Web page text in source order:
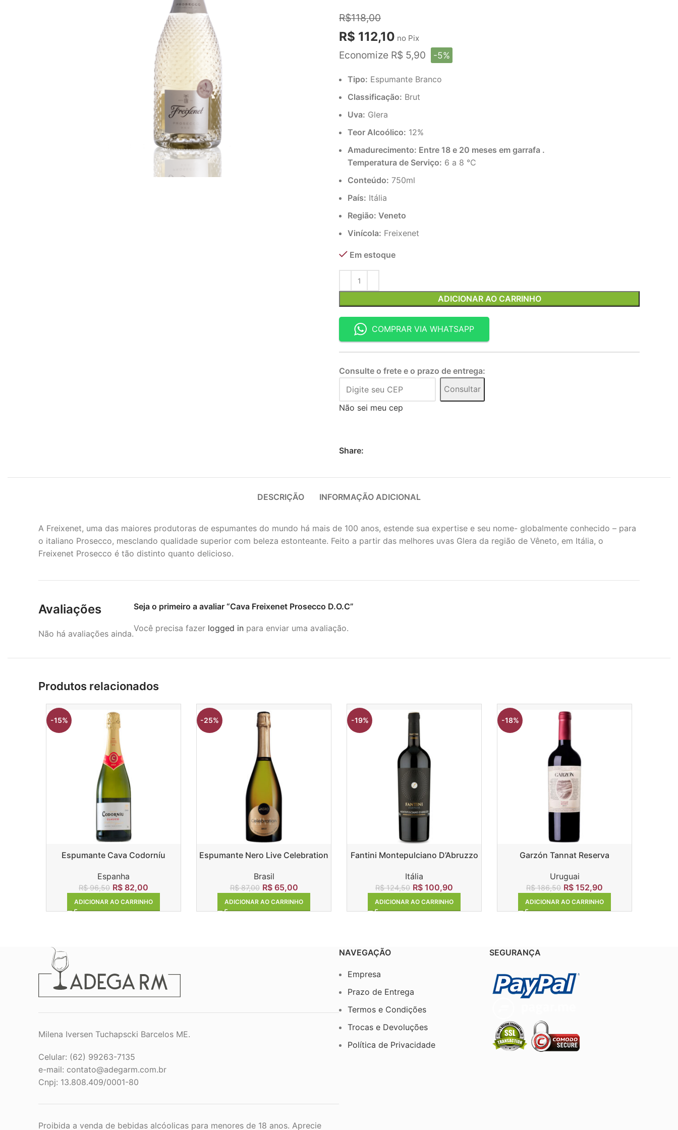
R$118,00
R$ 112,10 no Pix
Economize R$ 5,90 -5%
Tipo: Espumante Branco
Classificação: Brut
Uva: Glera
Teor Alcoólico: 12%
Amadurecimento: Entre 18 e 20 meses em garrafa .
Temperatura de Serviço: 6 a 8 °C
Conteúdo: 750ml
País: Itália
Região: Veneto
Vinícola: Freixenet
Em estoque
ADICIONAR AO CARRINHO
COMPRAR VIA WHATSAPP
Consulte o frete e o prazo de entrega:
Consultar
Não sei meu cep
Share:
DESCRIÇÃO INFORMAÇÃO ADICIONAL
A Freixenet, uma das maiores produtoras de espumantes do mundo há mais de 100 anos, estende sua expertise e seu nome- globalmente conhecido – para
o italiano Prosecco, mesclando qualidade superior com beleza estonteante. Feito a partir das melhores uvas Glera da região de Vêneto, em Itália, o
Freixenet Prosecco é tão distinto quanto delicioso.
Avaliações
Não há avaliações ainda.
Seja o primeiro a avaliar “Cava Freixenet Prosecco D.O.C”
Você precisa fazer logged in para enviar uma avaliação.
Produtos relacionados
-15%
Espumante Cava Codorníu
Espanha
R$96,50 R$ 82,00
ADICIONAR AO CARRINHO
-25%
Espumante Nero Live Celebration
Brasil
R$87,00 R$65,00
ADICIONAR AO CARRINHO
-19%
Fantini Montepulciano D’Abruzzo
Itália
R$124,50 R$ 100,90
ADICIONAR AO CARRINHO
-18%
Garzón Tannat Reserva
Uruguai
R$186,50 R$ 152,90
ADICIONAR AO CARRINHO
Milena Iversen Tuchapscki Barcelos ME.
Celular: (62) 99263-7135
e-mail: contato@adegarm.com.br
Cnpj: 13.808.409/0001-80
Proibida a venda de bebidas alcóolicas para menores de 18 anos. Aprecie
NAVEGAÇÃO
Empresa
Prazo de Entrega
Termos e Condições
Trocas e Devoluções
Política de Privacidade
SEGURANÇA